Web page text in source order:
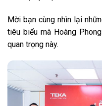
Mời bạn cùng nhìn lại
tiêu biểu mà Hoàng
quan trọng này.